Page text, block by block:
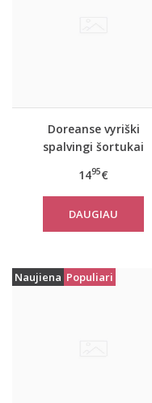
Doreanse vyriški
spalvingi šortukai
1495€
DAUGIAU
Naujiena Populiari